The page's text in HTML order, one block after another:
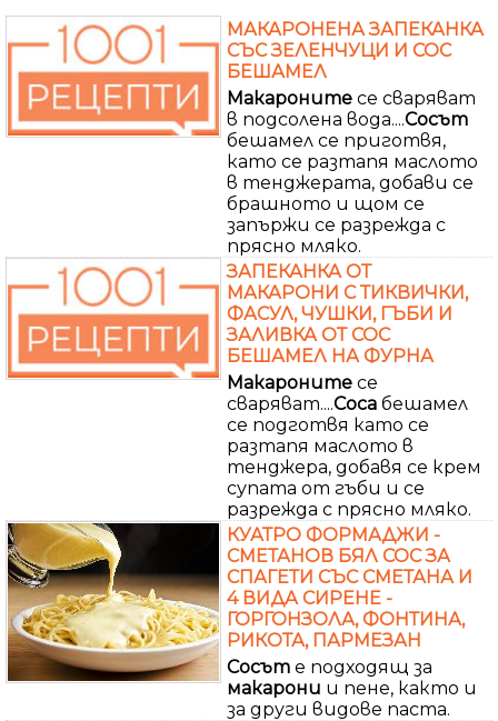
МАКАРОНЕНА ЗАПЕКАНКА
СЪС ЗЕЛЕНЧУЦИ И СОС
БЕШАМЕЛ
Макароните се сваряват
в подсолена вода....Сосът
бешамел се приготвя,
като се разтапя маслото
в тенджерата, добави се
брашното и щом се
запържи се разрежда с
прясно мляко.
ЗАПЕКАНКА ОТ
МАКАРОНИ С ТИКВИЧКИ,
ФАСУЛ, ЧУШКИ, ГЪБИ И
ЗАЛИВКА ОТ СОС
БЕШАМЕЛ НА ФУРНА
Макароните се
сваряват....Соса бешамел
се подготвя като се
разтапя маслото в
тенджера, добавя се крем
супата от гъби и се
разрежда с прясно мляко.
КУАТРО ФОРМАДЖИ -
СМЕТАНОВ БЯЛ СОС ЗА
СПАГЕТИ СЪС СМЕТАНА И
4 ВИДА СИРЕНЕ -
ГОРГОНЗОЛА, ФОНТИНА,
РИКОТА, ПАРМЕЗАН
Сосът е подходящ за
макарони и пене, както и
за други видове паста.